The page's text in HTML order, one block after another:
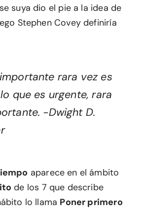
suya dio el pie a la idea de
Stephen Covey definiría
rara vez es
que es urgente, rara
-Dwight D.
aparece en el ámbito
de los 7 que describe
lo llama Poner primero